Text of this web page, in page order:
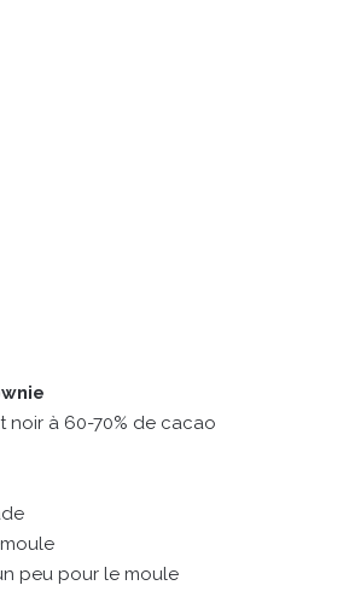
à 60-70% de cacao
peu pour le moule